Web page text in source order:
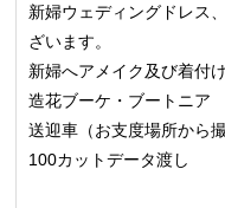
新婦ウェディングドレス
ざいます。
新婦へアメイク及び着付け
造花ブーケ・ブートニア
送迎車（お支度場所から
100カットデータ渡し